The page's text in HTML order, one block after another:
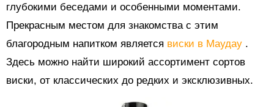
глубокими беседами и особенными моментами.
Прекрасным местом для знакомства с этим
благородным напитком является виски в Маудау .
Здесь можно найти широкий ассортимент сортов
виски, от классических до редких и эксклюзивных.